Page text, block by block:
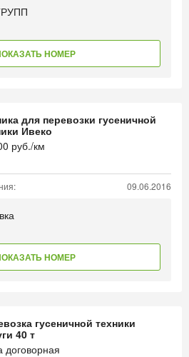
НОМЕР
для перевозки гусеничной
Ивеко
руб./км
09.06.2016
НОМЕР
гусеничной техники
40 т
договорная